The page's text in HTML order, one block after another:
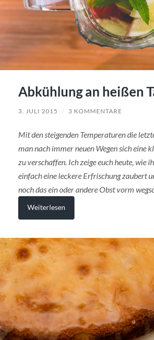
Abkühlung an heißen
3. JULI 2015 / 3 KOMMENTARE
Mit den steigenden Temperaturen die
man nach immer neuen Wegen sich eine
zu verschaffen. Ich zeige euch heute, wie
einfach eine leckere Erfrischung zaubert
noch das ein oder andere Obst vorm
Weiterlesen